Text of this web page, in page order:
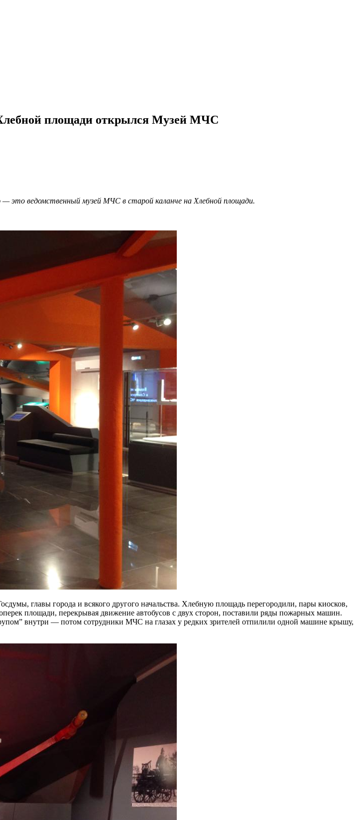
площади открылся Музей МЧС
это ведомственный музей МЧС в старой каланче на Хлебной площади.
главы города и всякого другого начальства. Хлебную площадь перегородили, пары киосков,
площади, перекрывая движение автобусов с двух сторон, поставили ряды пожарных машин.
внутри — потом сотрудники МЧС на глазах у редких зрителей отпилили одной машине крышу,